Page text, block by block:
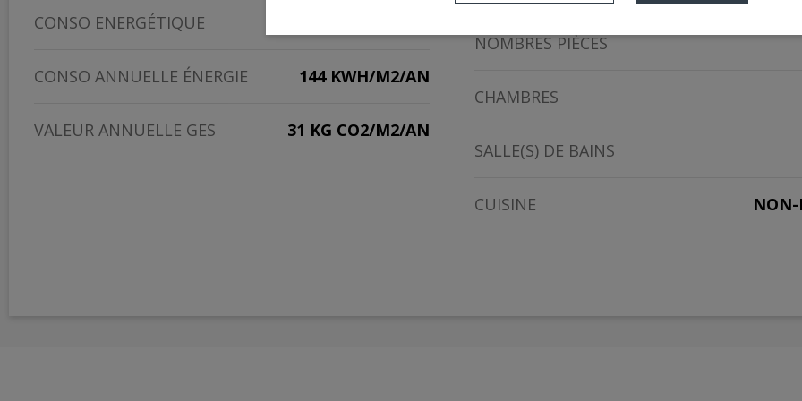
CONSO ENERGÉTIQUE
CONSO ANNUELLE ÉNERGIE 144 KWH/M2/AN
VALEUR ANNUELLE GES 31 KG CO2/M2/AN
NOMBRES PIÈCES
CHAMBRES
SALLE(S) DE BAINS
CUISINE NON-